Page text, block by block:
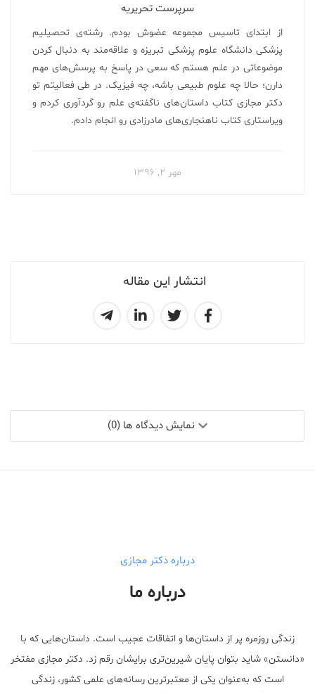
انتشار این مقاله
سرپرست تحریریه
از ابتدای تاسیس مجموعه عضوش بودم. رشته‌ی تحصیلیم
پزشکی دانشگاه علوم پزشکی تبریزه و علاقه‌مند به دنبال کردن
موضوعاتی در علم هستم که سعی در پاسخ به پرسش‌های مهم
دارن؛ حالا چه علوم طبیعی باشه، چه فیزیک. در طی فعالیتم تو
دکتر مجازی کتاب داستان‌های ناگفته‌ی علم رو گردآوری کردم‌ و
ویراستاری کتاب ناهنجاری‌های مادرزادی رو انجام دادم.
مهر ۲, ۱۳۹۶
نمایش دیدگاه ها (0)
درباره دکتر مجازی
درباره ما
زندگی روزمره پر از داستان‌ها و اتفاقات عجیب است. داستان‌هایی که با
«دانستن» شاید بتوان پایان شیرین‌تری برایشان رقم زد. دکتر مجازی مفتخر
است که به‌عنوان یکی از معتبر‌ترین رسانه‌های علمی کشور، زندگی